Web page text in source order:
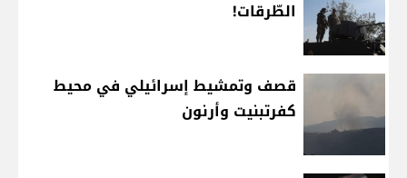
الطّرقات!
قصف وتمشيط إسرائيلي في محيط
كفرتبنيت وأرنون